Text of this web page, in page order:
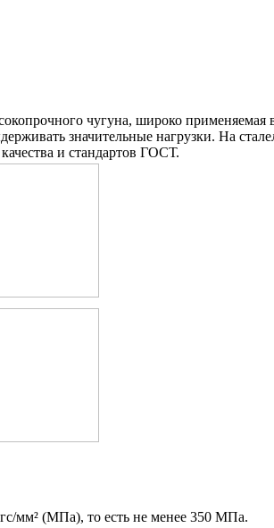
чугуна, широко
значительные нагрузки. На
и стандартов ГОСТ.
мм² (МПа), то есть не менее 350 МПа.